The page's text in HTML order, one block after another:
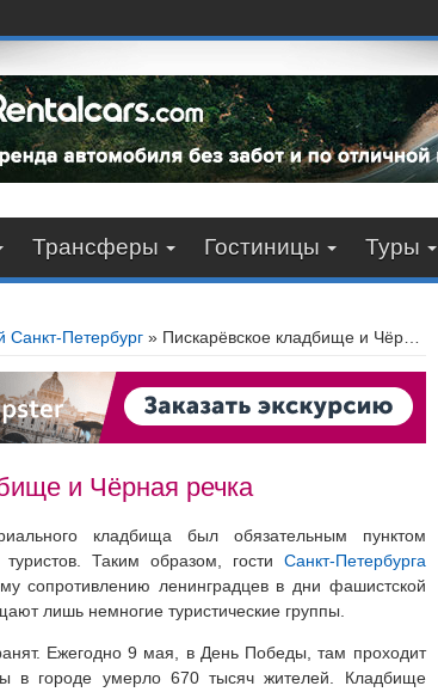
Трансферы Гостиницы Туры
Санкт-Петербург » Пискарёвское кладбище и Чёрная речка
и Чёрная речка
кладбища был обязательным пунктом
Таким образом, гости Санкт-Петербурга
сопротивлению ленинградцев в дни фашистской
лишь немногие туристические группы.
Ежегодно 9 мая, в День Победы, там проходит
в городе умерло 670 тысяч жителей. Кладбище